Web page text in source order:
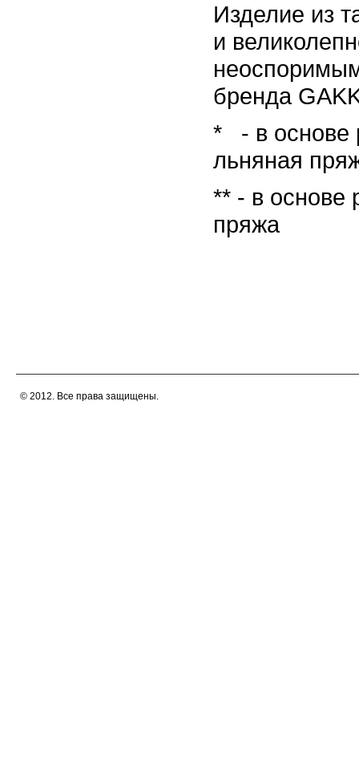
Изделие из
и
бренда
* - в основе
льняная
** - в основе
пряжа
© 2012. Все права защищены.